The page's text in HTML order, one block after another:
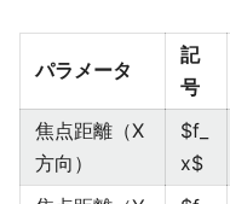
パラメータ
記
号
焦点距離（X
方向）
$f_
x$